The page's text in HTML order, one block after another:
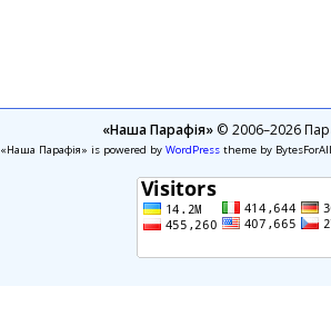
«Наша Парафія»© 2006–2026
«Наша Парафія» is powered by WordPresstheme by